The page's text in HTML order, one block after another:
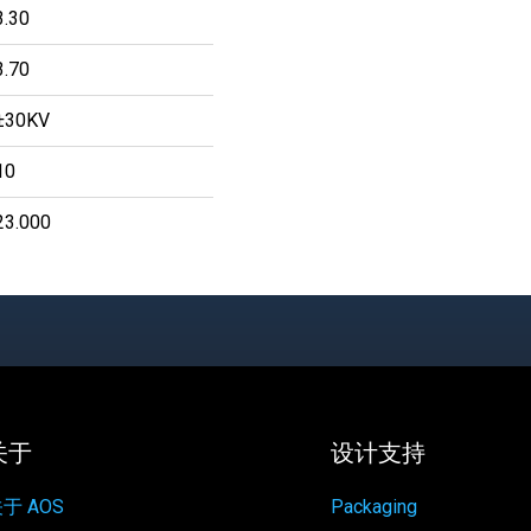
于
AOS
设计支持
Packaging